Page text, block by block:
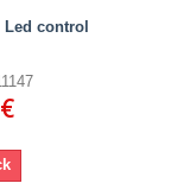
control